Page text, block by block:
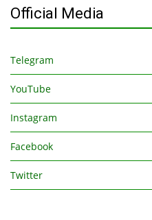
Official Media
Telegram
YouTube
Instagram
Facebook
Twitter